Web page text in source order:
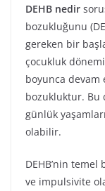
DEHB nedir
bozukluğunu
gereken bir
çocukluk
boyunca
bozukluktur. Bu
günlük
olabilir.
DEHB’nin
ve impulsivite